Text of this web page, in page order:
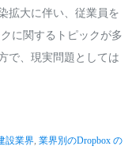
拡大に伴い、従業員を
に関するトピックが多
で、現実問題としては
設業界, 業界別のDropbox の